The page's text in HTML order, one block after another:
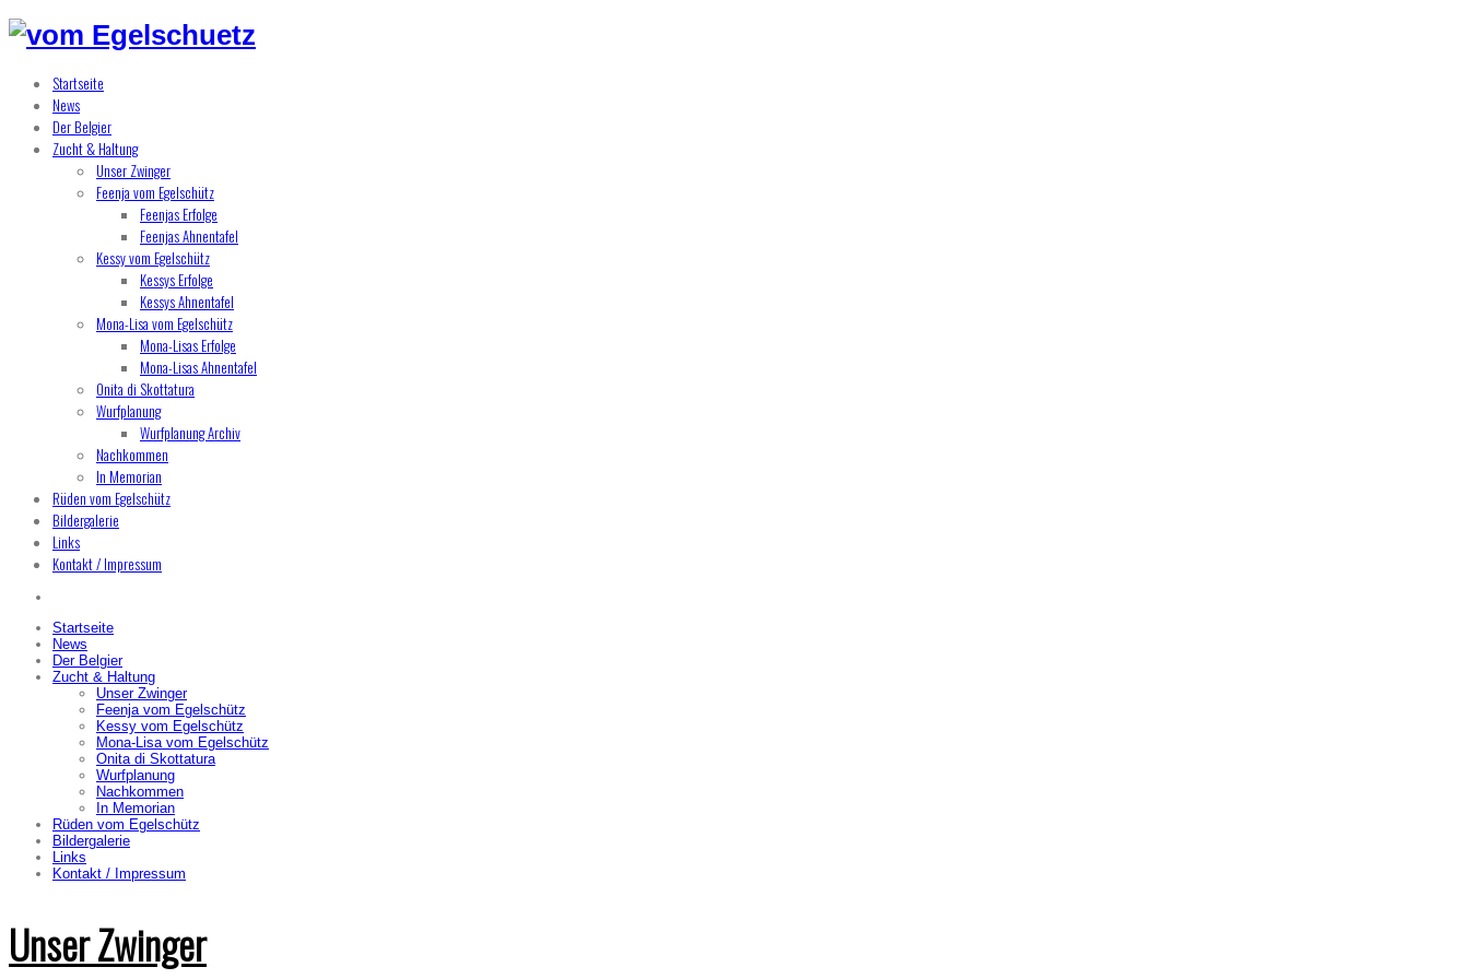
Startseite
News
Der Belgier
Zucht & Haltung
Unser Zwinger
Feenja vom Egelschütz
Feenjas Erfolge
Feenjas Ahnentafel
Kessy vom Egelschütz
Kessys Erfolge
Kessys Ahnentafel
Mona-Lisa vom Egelschütz
Mona-Lisas Erfolge
Mona-Lisas Ahnentafel
Onita di Skottatura
Wurfplanung
Wurfplanung Archiv
Nachkommen
In Memorian
Rüden vom Egelschütz
Bildergalerie
Links
Kontakt / Impressum
Startseite
News
Der Belgier
Zucht & Haltung
Unser Zwinger
Feenja vom Egelschütz
Kessy vom Egelschütz
Mona-Lisa vom Egelschütz
Onita di Skottatura
Wurfplanung
Nachkommen
In Memorian
Rüden vom Egelschütz
Bildergalerie
Links
Kontakt / Impressum
Unser Zwinger